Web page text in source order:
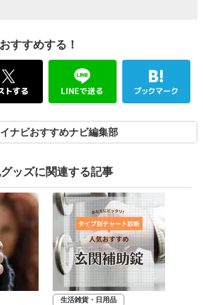
すすめする！
ナビおすすめナビ編集部
グッズに関連する記事
生活雑貨・日用品